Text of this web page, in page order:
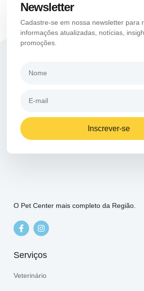
Newsletter
Cadastre-se em nossa newsletter para
informações atualizadas, notícias,
promoções.
Inscrever-se
O Pet Center mais completo da Região.
Serviços
Veterinário